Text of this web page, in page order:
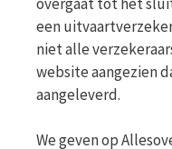
een
niet alle
website aangezien
aangeleverd.
We geven op